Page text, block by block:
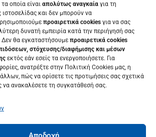
οποία είναι απολύτως αναγκαία για τη
ιστοσελίδας και δεν μπορούν να
προαιρετικά cookies για να σας
δυνατή εμπειρία κατά την περιήγησή σας
Δεν θα εγκαταστήσουμε προαιρετικά cookies
στόχευσης/διαφήμισης και μέσων
εκτός εάν εσείς τα ενεργοποιήσετε. Για
ανατρέξτε στην Πολιτική Cookies μας, η
πώς να ορίσετε τις προτιμήσεις σας σχετικά
να ανακαλέσετε τη συγκατάθεσή σας.
μαζί μας